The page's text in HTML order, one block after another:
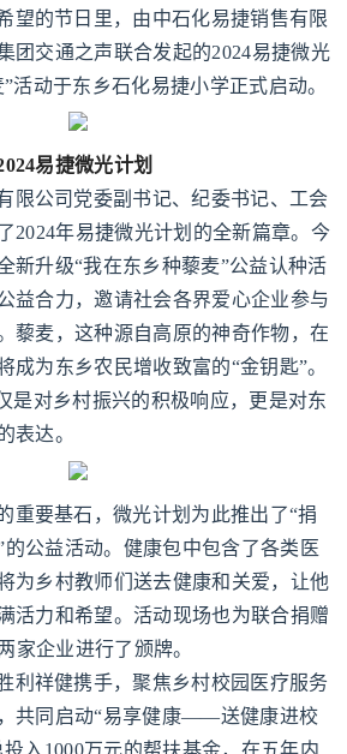
望的节日里，由中石化易捷销售有限
团交通之声联合发起的2024易捷微光
活动于东乡石化易捷小学正式启动。
易捷微光计划
限公司党委副书记、纪委书记、工会
2024年易捷微光计划的全新篇章。今
新升级“我在东乡种藜麦”公益认种活
益合力，邀请社会各界爱心企业参与
藜麦，这种源自高原的神奇作物，在
成为东乡农民增收致富的“金钥匙”。
是对乡村振兴的积极响应，更是对东
表达。
重要基石，微光计划为此推出了“捐
的公益活动。健康包中包含了各类医
为乡村教师们送去健康和关爱，让他
活力和希望。活动现场也为联合捐赠
家企业进行了颁牌。
利祥健携手，聚焦乡村校园医疗服务
共同启动“易享健康——送健康进校
入1000万元的帮扶基金，在五年内